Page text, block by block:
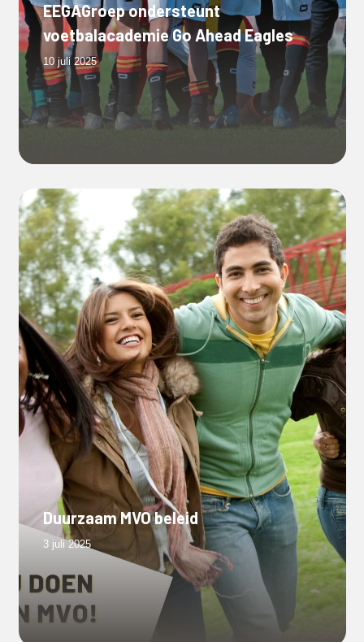
EEGAGroep ondersteunt
voetbalacademie Go Ahead Eagles
10 juli 2025
Duurzaam MVO beleid
3 juli 2025